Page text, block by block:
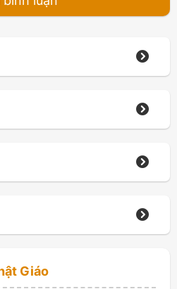
Giáo